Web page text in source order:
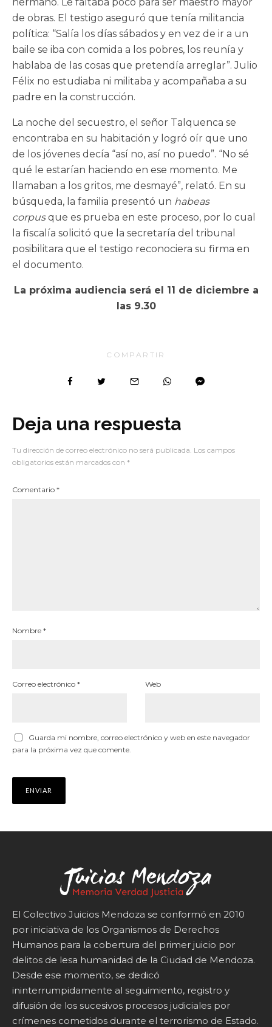
de obras. El testigo aseguró que tenía militancia
política: “Salía los días sábados y en vez de ir a un
baile se iba con comida a los pobres, los reunía y
hablaba de las cosas que pretendía arreglar”. Julio
Félix no estudiaba ni militaba y acompañaba a su
padre en la construcción.
La noche del secuestro, el señor Talquenca se
encontraba en su habitación y logró oír que uno
de los jóvenes decía “así no, así no puedo”. “No sé
qué le estarían haciendo en ese momento. Me
llamaban a los gritos, me desmayé”, relató. En su
búsqueda, la familia presentó un habeas
corpusque es prueba en este proceso, por lo cual
la fiscalía solicitó que la secretaría del tribunal
posibilitara que el testigo reconociera su firma en
el documento.
La próxima audiencia será el 11 de diciembre a
las 9.30
COMPARTIR
Deja una respuesta
Tu dirección de correo electrónico no será publicada. Los campos
obligatorios están marcados con *
Comentario *
Nombre *
Correo electrónico * Web
Guarda mi nombre, correo electrónico y web en este navegador
para la próxima vez que comente.
El Colectivo Juicios Mendoza se conformó en 2010
por iniciativa de los Organismos de Derechos
Humanos para la cobertura del primer juicio por
delitos de lesa humanidad de la Ciudad de Mendoza.
Desde ese momento, se dedicó
ininterrumpidamente al seguimiento, registro y
difusión de los sucesivos procesos judiciales por
crímenes cometidos durante el terrorismo de Estado.